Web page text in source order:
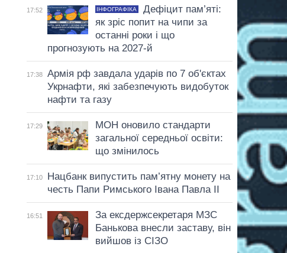
17:52 ІНФОГРАФІКА
Дефіцит пам’яті:
як зріс попит на чипи за
останні роки і що
прогнозують на 2027-й
17:38
Армія рф завдала ударів по 7 об'єктах
Укрнафти, які забезпечують видобуток
нафти та газу
17:29
МОН оновило стандарти
загальної середньої освіти:
що змінилось
17:10
Нацбанк випустить пам’ятну монету на
честь Папи Римського Івана Павла II
16:51
За ексдержсекретаря МЗС
Банькова внесли заставу, він
вийшов із СІЗО